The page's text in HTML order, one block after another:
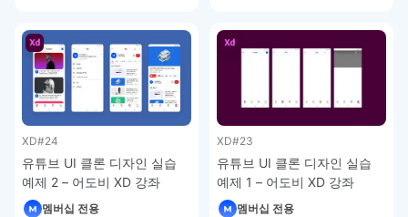
XD#24
유튜브 UI 클론 디자인 실습
예제 2 – 어도비 XD 강좌
멤버십 전용
XD#23
유튜브 UI 클론 디자인 실습
예제 1 – 어도비 XD 강좌
멤버십 전용